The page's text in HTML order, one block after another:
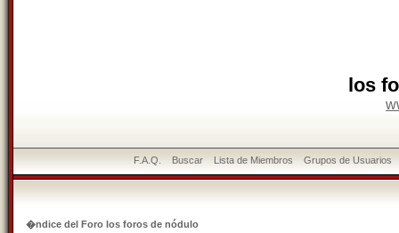
los
F.A.Q. Buscar Lista de Miembros Grupos de Usuarios
�ndice del Foro los foros de nódulo